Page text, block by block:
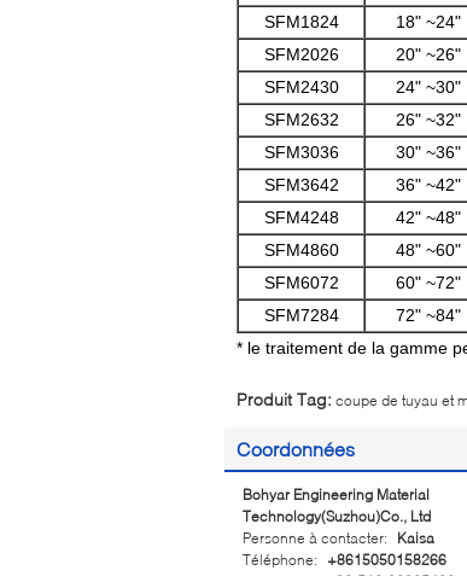
SFM1824 18" ~24"
SFM2026
20" ~26"
SFM2430
24" ~30"
SFM2632
26" ~32"
SFM3036
30" ~36"
SFM3642
36" ~42"
SFM4248
42" ~48"
SFM4860
48" ~60"
SFM6072
60" ~72"
SFM7284
72" ~84"
* le traitement de la gamme
Produit Tag: coupe de tuyau et
Coordonnées
Bohyar Engineering Material
Technology(Suzhou)Co., Ltd
Personne à contacter:
Kaisa
Téléphone:
+8615050158266